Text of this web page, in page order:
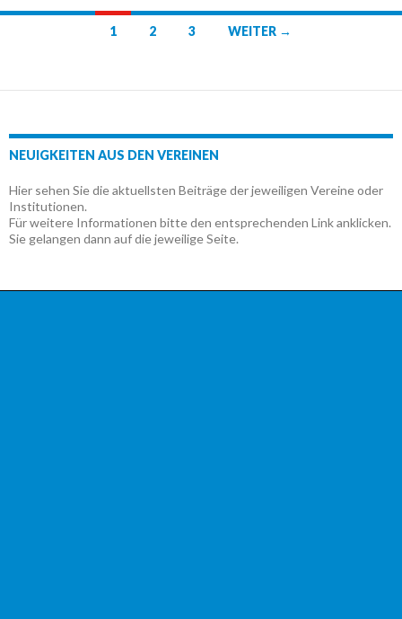
1 2 3 WEITER →
NEUIGKEITEN AUS DEN VEREINEN
Hier sehen Sie die aktuellsten Beiträge der jeweiligen Vereine oder
Institutionen.
Für weitere Informationen bitte den entsprechenden Link anklicken.
Sie gelangen dann auf die jeweilige Seite.